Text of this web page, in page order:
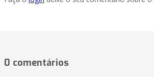
0 comentários